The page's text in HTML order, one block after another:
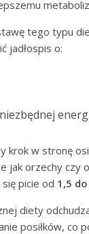
tego typu
jadłospis o:
krok w stronę
jak orzechy czy
się picie od 1,5
diety
posiłków, co